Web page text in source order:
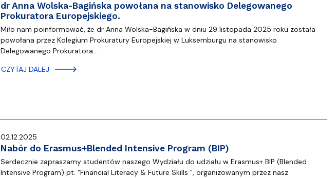
dr Anna Wolska-Bagińska powołana na stanowisko Delegowanego
Prokuratora Europejskiego.
Miło nam poinformować, że dr Anna Wolska-Bagińska w dniu 29 listopada 2025 roku została
powołana przez Kolegium Prokuratury Europejskiej w Luksemburgu na stanowisko
Delegowanego Prokuratora…
CZYTAJ DALEJ
02.12.2025
Nabór do Erasmus+Blended Intensive Program (BIP)
Serdecznie zapraszamy studentów naszego Wydziału do udziału w Erasmus+ BIP (Blended
Intensive Program) pt. “Financial Literacy & Future Skills ", organizowanym przez nasz